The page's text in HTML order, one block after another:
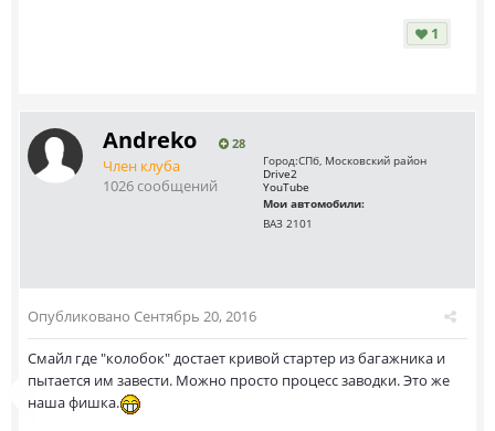
1
Andreko 28
Член клуба
1026 сообщений
Город:СПб, Московский район
Drive2
YouTube
Мои автомобили:
ВАЗ 2101
Опубликовано Сентябрь 20, 2016
Смайл где "колобок" достает кривой стартер из багажника и
пытается им завести. Можно просто процесс заводки. Это же
наша фишка.